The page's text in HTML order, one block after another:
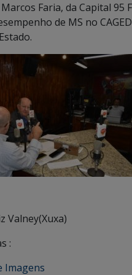
Faria, da Capital
de MS no
Valney(Xuxa)
:
Imagens